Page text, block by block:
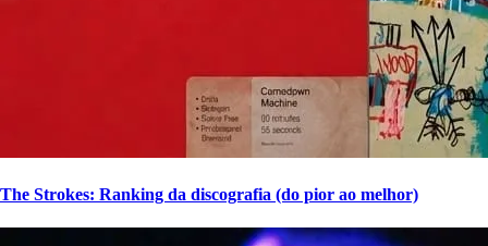
The Strokes: Ranking da discografia (do pior ao melhor)